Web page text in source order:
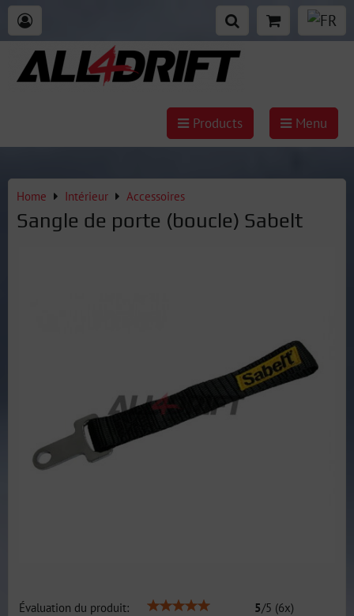
Products Menu
Home Intérieur Accessoires
Sangle de porte (boucle) Sabelt
Évaluation du produit: 5/5 (6x)